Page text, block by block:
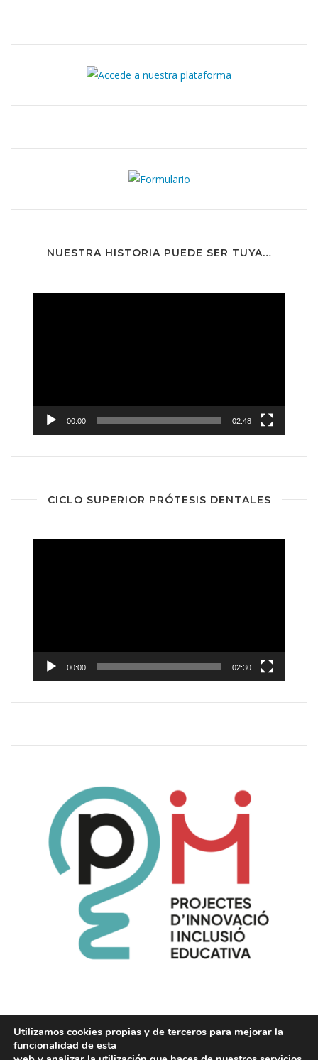
NUESTRA HISTORIA PUEDE SER TUYA…
00:00 02:48
CICLO SUPERIOR PRÓTESIS DENTALES
00:00 02:30
Utilizamos cookies propias y de terceros para mejorar la
funcionalidad de esta